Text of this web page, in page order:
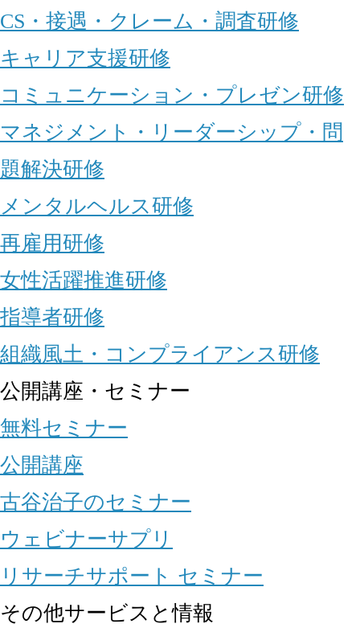
CS・接遇・クレーム・調査研修
キャリア支援研修
コミュニケーション・プレゼン研修
マネジメント・リーダーシップ・問
題解決研修
メンタルヘルス研修
再雇用研修
女性活躍推進研修
指導者研修
組織風土・コンプライアンス研修
公開講座・セミナー
無料セミナー
公開講座
古谷治子のセミナー
ウェビナーサプリ
リサーチサポート セミナー
その他サービスと情報